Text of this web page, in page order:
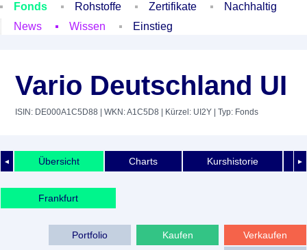
Fonds
Rohstoffe Zertifikate
Nachhaltig
News
Wissen Einstieg
Vario Deutschland UI
ISIN: DE000A1C5D88 | WKN: A1C5D8 | Kürzel: UI2Y | Typ: Fonds
◄ ►
Übersicht Charts Kurshistorie
Frankfurt
Verkaufen
Kaufen
Portfolio